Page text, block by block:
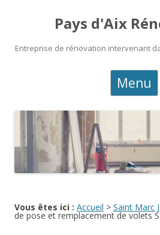
Pays d'Aix
Entreprise de rénovation intervenant
Menu
Vous êtes ici : Accueil > Saint Marc
de pose et remplacement de volets